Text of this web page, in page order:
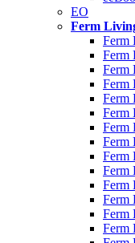
EO
Ferm
Ferm
Ferm
Ferm
Ferm
Ferm
Ferm
Ferm
Ferm
Ferm
Ferm
Ferm
Ferm
Ferm
Ferm